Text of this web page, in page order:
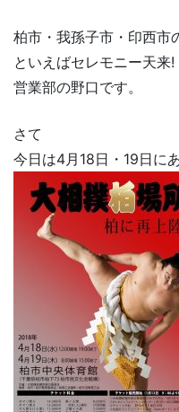
柏市・我孫子市・印西市
といえばセレモニー天来!
営業部の野口です。
さて
今日は4月18日・19日に